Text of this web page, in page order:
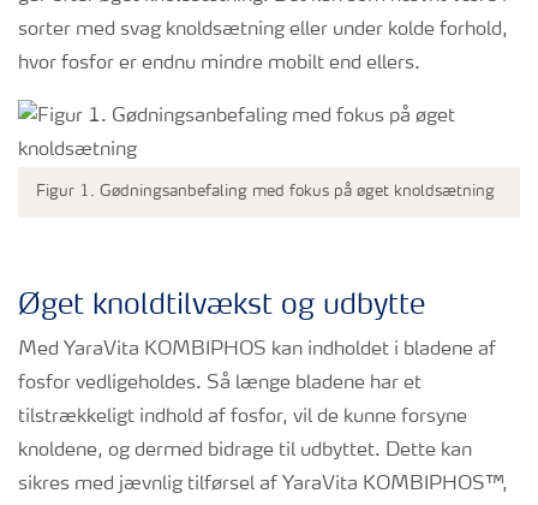
sorter med svag knoldsætning eller under kolde forhold,
hvor fosfor er endnu mindre mobilt end ellers.
Figur 1. Gødningsanbefaling med fokus på øget knoldsætning
Øget knoldtilvækst og udbytte
Med YaraVita KOMBIPHOS kan indholdet i bladene af
fosfor vedligeholdes. Så længe bladene har et
tilstrækkeligt indhold af fosfor, vil de kunne forsyne
knoldene, og dermed bidrage til udbyttet. Dette kan
sikres med jævnlig tilførsel af YaraVita KOMBIPHOS™,